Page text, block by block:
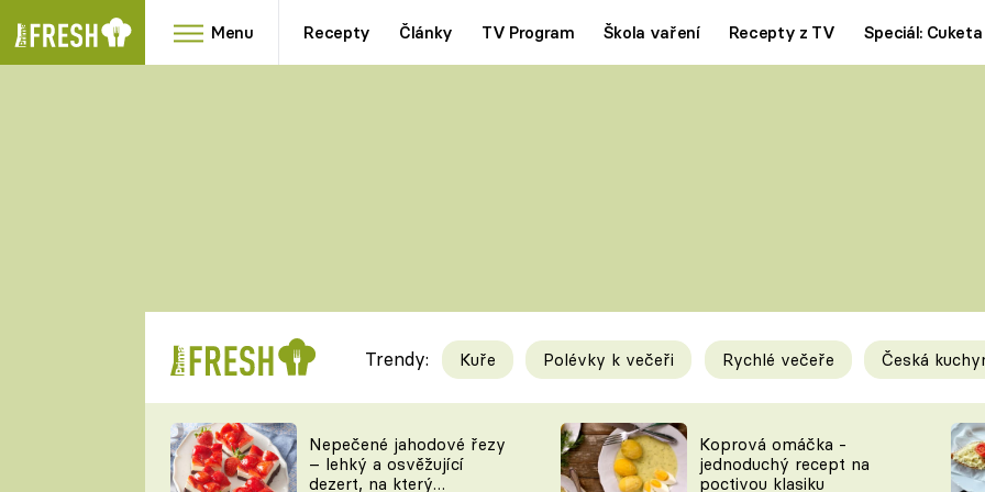
Menu Recepty Články TV Program Škola vaření Recepty z TV Speciál: Cuketa
RYCHLOVKY
Videorecepty
TEĎ VAŘÍ ŠÉF!
Tipy a triky
KAM ZA JÍDLEM
Trendy: Kuře Polévky k večeři Rychlé večeře Česká
Nepečené jahodové řezy
– lehký a osvěžující
dezert, na který
Koprová omáčka -
jednoduchý recept na
poctivou klasiku